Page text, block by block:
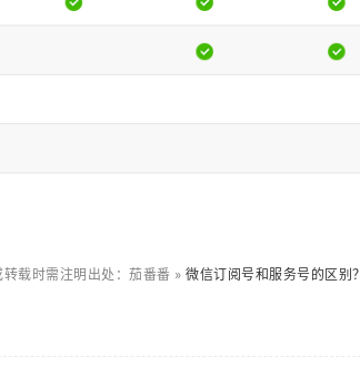
转载时需注明出处：茄番番 »微信订阅号和服务号的区别？